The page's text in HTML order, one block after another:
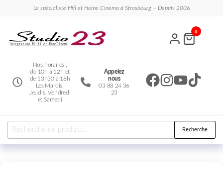
Le spécialiste Hifi et Home Cinema à Strasbourg – Depuis 2006
Nos horaires :
de 10h à 12h et
de 13h30 à 18h
Les Mardis,
Jeudis, Vendredi
et Samedi
Appelez
nous
03 88 24 36
23
0
Recherche